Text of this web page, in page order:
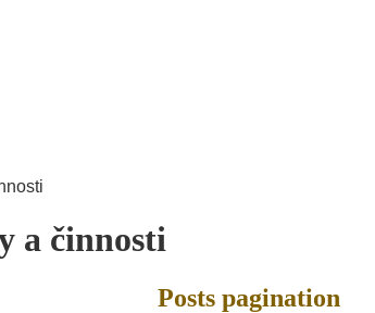
a činnosti
Posts pagination